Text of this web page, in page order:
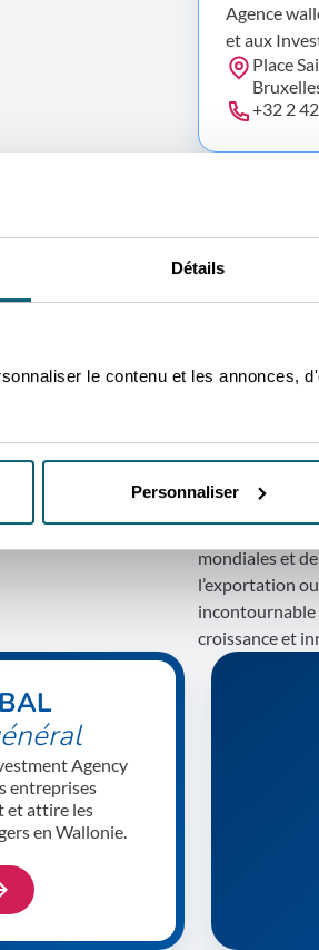
Détails
le contenu et les annonces,
Personnaliser
Agence
et aux
Place
+32 2
L’AWEX joue
wallonnes.
sur mesure,
mondiales et
l’exportation
incontournable
croissance et
Agency
entreprises
et attire les
en Wallonie.